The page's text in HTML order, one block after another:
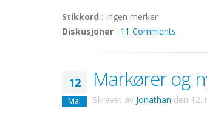
Stikkord : Ingen merker
Diskusjoner : 11 Comments
12
Mai
Markører og
Skrevet av Jonathan den 12.